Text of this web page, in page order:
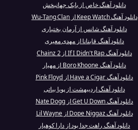
دانلود آهنگ خاص از بابک جهانبخش
دانلود آهنگ Keep Watch از Wu-Tang Clan
دانلود آهنگ شانس از آرمان بختیاری
دانلود آهنگ قاینانا از مهدی معیری
دانلود آهنگ If I Didn't Rap از 2 Chainz
دانلود آهنگ Boro Khoone از مهیار
دانلود آهنگ Have a Cigar از Pink Floyd
دانلود آهنگ اردیبهشت از پویا بیاتی
دانلود آهنگ Get U Down از Nate Dogg
دانلود آهنگ Dope Niggaz از Lil Wayne
دانلود آهنگ راهت جدا بود از دارا کوهیار